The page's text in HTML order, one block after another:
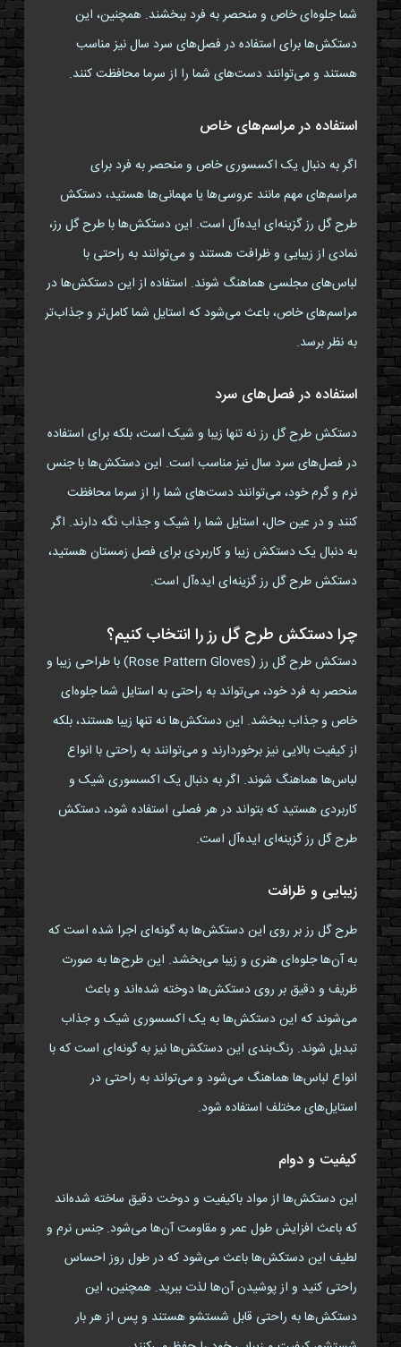
شما جلوه‌ای خاص و منحصر به فرد ببخشند. همچنین، این
دستکش‌ها برای استفاده در فصل‌های سرد سال نیز مناسب
هستند و می‌توانند دست‌های شما را از سرما محافظت کنند.
استفاده در مراسم‌های خاص
اگر به دنبال یک اکسسوری خاص و منحصر به فرد برای
مراسم‌های مهم مانند عروسی‌ها یا مهمانی‌ها هستید، دستکش
طرح گل رز گزینه‌ای ایده‌آل است. این دستکش‌ها با طرح گل رز،
نمادی از زیبایی و ظرافت هستند و می‌توانند به راحتی با
لباس‌های مجلسی هماهنگ شوند. استفاده از این دستکش‌ها در
مراسم‌های خاص، باعث می‌شود که استایل شما کامل‌تر و جذاب‌تر
به نظر برسد.
استفاده در فصل‌های سرد
دستکش طرح گل رز نه تنها زیبا و شیک است، بلکه برای استفاده
در فصل‌های سرد سال نیز مناسب است. این دستکش‌ها با جنس
نرم و گرم خود، می‌توانند دست‌های شما را از سرما محافظت
کنند و در عین حال، استایل شما را شیک و جذاب نگه دارند. اگر
به دنبال یک دستکش زیبا و کاربردی برای فصل زمستان هستید،
دستکش طرح گل رز گزینه‌ای ایده‌آل است.
چرا دستکش طرح گل رز را انتخاب کنیم؟
دستکش طرح گل رز (Rose Pattern Gloves) با طراحی زیبا و
منحصر به فرد خود، می‌تواند به راحتی به استایل شما جلوه‌ای
خاص و جذاب ببخشد. این دستکش‌ها نه تنها زیبا هستند، بلکه
از کیفیت بالایی نیز برخوردارند و می‌توانند به راحتی با انواع
لباس‌ها هماهنگ شوند. اگر به دنبال یک اکسسوری شیک و
کاربردی هستید که بتواند در هر فصلی استفاده شود، دستکش
طرح گل رز گزینه‌ای ایده‌آل است.
زیبایی و ظرافت
طرح گل رز بر روی این دستکش‌ها به گونه‌ای اجرا شده است که
به آن‌ها جلوه‌ای هنری و زیبا می‌بخشد. این طرح‌ها به صورت
ظریف و دقیق بر روی دستکش‌ها دوخته شده‌اند و باعث
می‌شوند که این دستکش‌ها به یک اکسسوری شیک و جذاب
تبدیل شوند. رنگ‌بندی این دستکش‌ها نیز به گونه‌ای است که با
انواع لباس‌ها هماهنگ می‌شود و می‌تواند به راحتی در
استایل‌های مختلف استفاده شود.
کیفیت و دوام
این دستکش‌ها از مواد باکیفیت و دوخت دقیق ساخته شده‌اند
که باعث افزایش طول عمر و مقاومت آن‌ها می‌شود. جنس نرم و
لطیف این دستکش‌ها باعث می‌شود که در طول روز احساس
راحتی کنید و از پوشیدن آن‌ها لذت ببرید. همچنین، این
دستکش‌ها به راحتی قابل شستشو هستند و پس از هر بار